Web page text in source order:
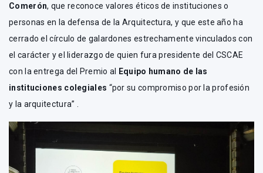
Comerón, que reconoce valores éticos de instituciones o
personas en la defensa de la Arquitectura, y que este año ha
cerrado el círculo de galardones estrechamente vinculados con
el carácter y el liderazgo de quien fura presidente del CSCAE
con la entrega del Premio al Equipo humano de las
instituciones colegiales “por su compromiso por la profesión
y la arquitectura” .